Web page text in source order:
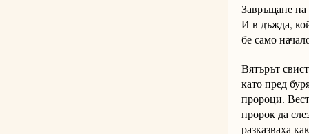
Завръщане
И в дъжда,
бе само
Вятърът
като пред
пророци.
пророк да
разказваха